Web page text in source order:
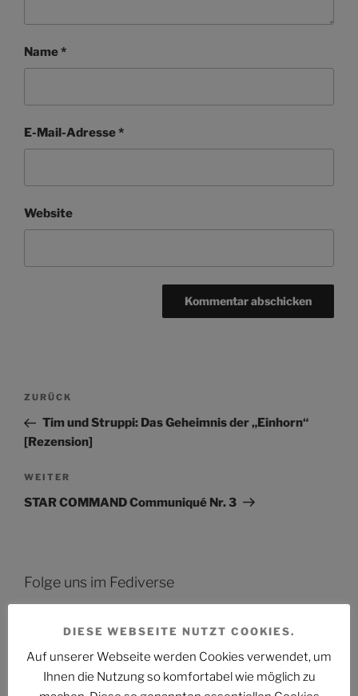
Name*
E-Mail-Adresse*
Website
Beitragsnavigation
Vorheriger
Beitrag
ZURÜCK
Tim und Struppi: Das Geheimnis der „Einhorn“
[Rezension]
Nächster
Beitrag
WEITER
STAR COMMAND Communiqué Nr. 3
Folge uns im Fediverse
Das Phantastische Projekt - PHAN.PRO
DIESE WEBSEITE NUTZT COOKIES.
Auf unserer Webseite werden Cookies verwendet, um
Ihnen die Nutzung so komfortabel wie möglich zu